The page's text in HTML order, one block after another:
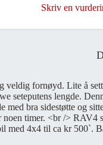
Skriv en
veldig fornøyd. Lite å
seteputens lengde.
med bra sidestøtte og
timer. <br /> RAV4
med 4x4 til ca kr 500`.